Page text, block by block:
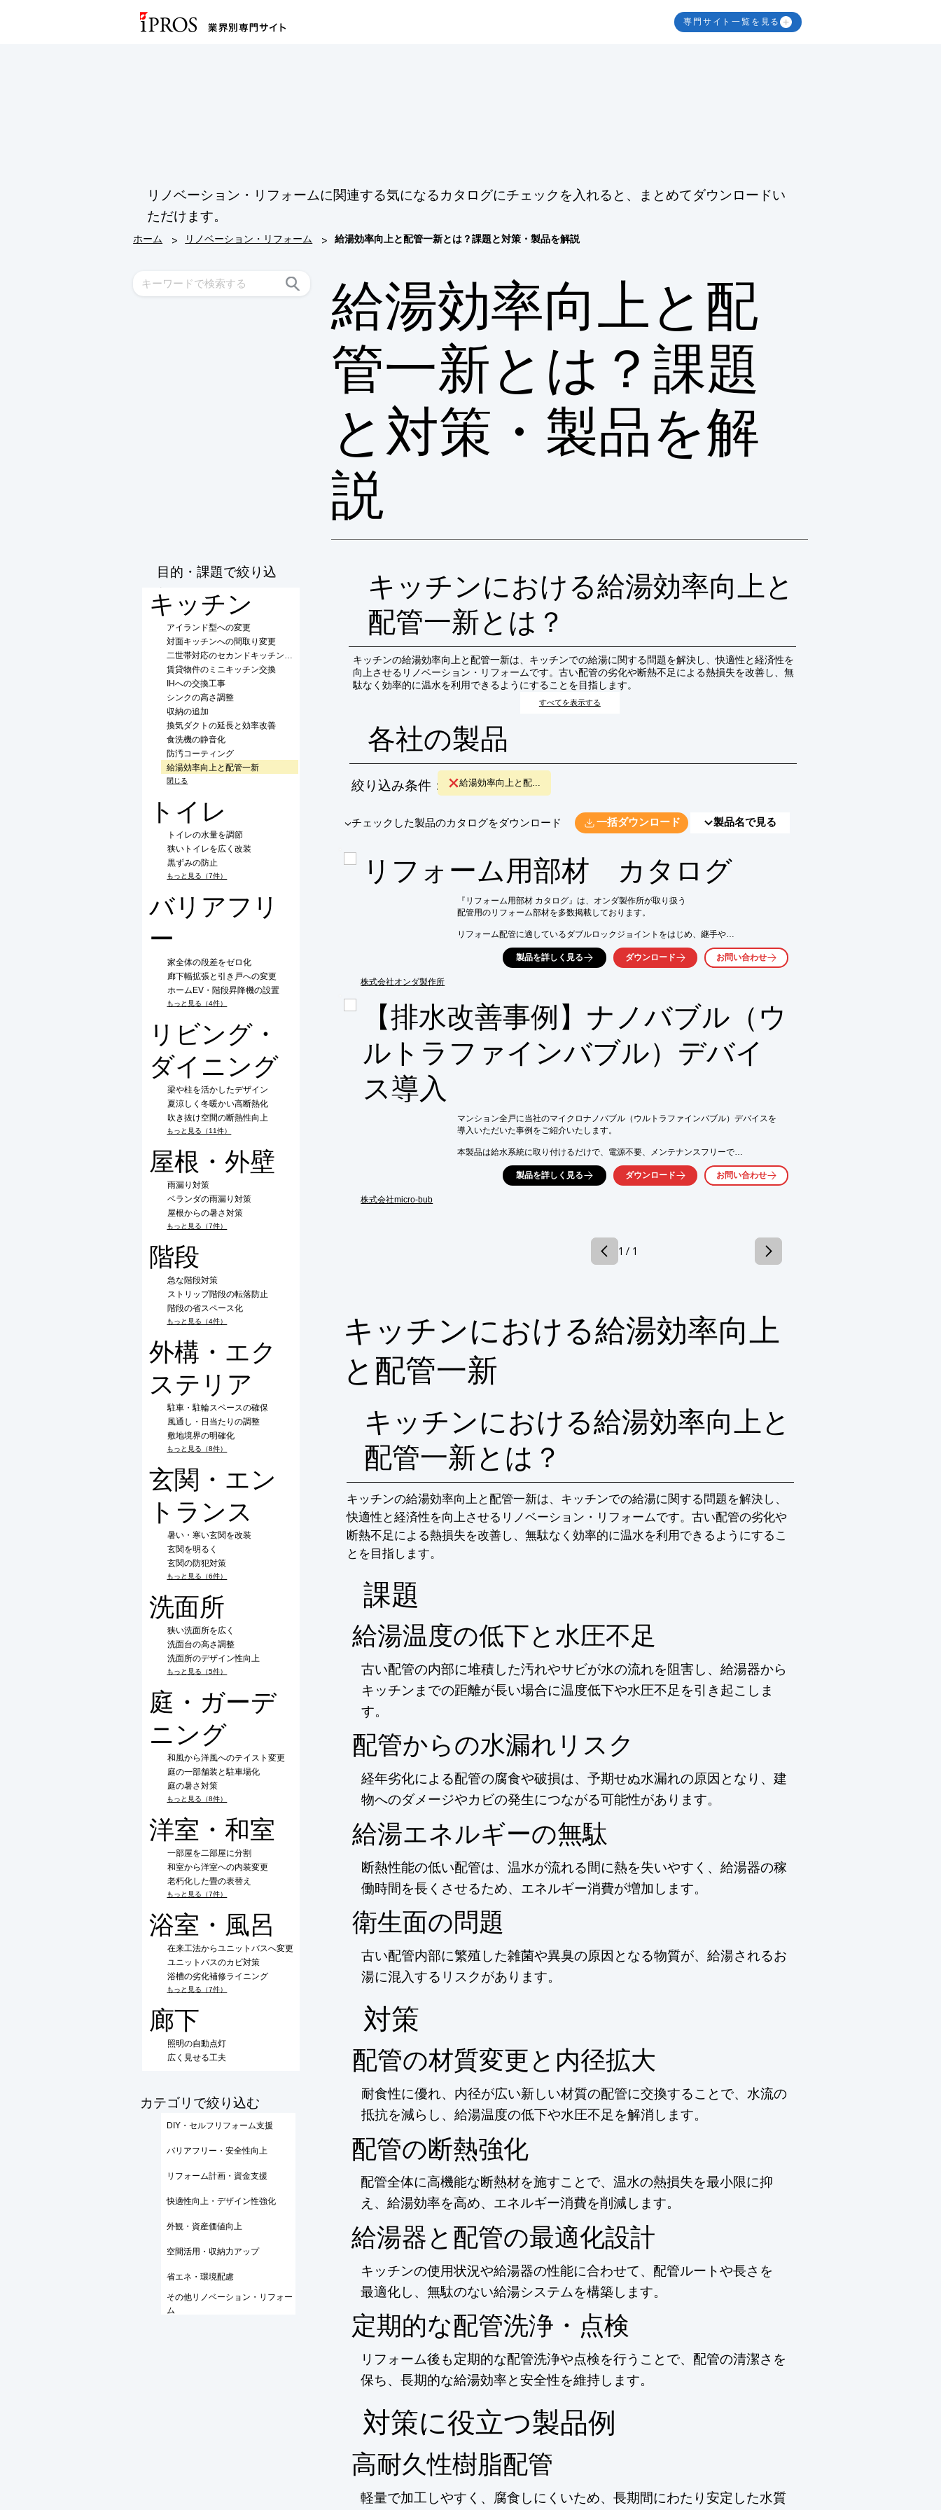
専門サイト一覧を見る
リノベーション・リフォームに関連する気になるカタログにチェックを入れると、まとめてダウンロードい
ただけます。
ホーム > リノベーション・リフォーム > 給湯効率向上と配管一新とは？課題と対策・製品を解説
給湯効率向上と配
管一新とは？課題
と対策・製品を解
説
目的・課題で絞り込
む
キッチン
アイランド型への変更
対面キッチンへの間取り変更
二世帯対応のセカンドキッチン設置
賃貸物件のミニキッチン交換
IHへの交換工事
シンクの高さ調整
収納の追加
換気ダクトの延長と効率改善
食洗機の静音化
防汚コーティング
給湯効率向上と配管一新
閉じる
トイレ
トイレの水量を調節
狭いトイレを広く改装
黒ずみの防止
もっと見る（7件）
バリアフリ
ー
家全体の段差をゼロ化
廊下幅拡張と引き戸への変更
ホームEV・階段昇降機の設置
もっと見る（4件）
リビング・
ダイニング
梁や柱を活かしたデザイン
夏涼しく冬暖かい高断熱化
吹き抜け空間の断熱性向上
もっと見る（11件）
屋根・外壁
雨漏り対策
ベランダの雨漏り対策
屋根からの暑さ対策
もっと見る（7件）
階段
急な階段対策
ストリップ階段の転落防止
階段の省スペース化
もっと見る（4件）
外構・エク
ステリア
駐車・駐輪スペースの確保
風通し・日当たりの調整
敷地境界の明確化
もっと見る（8件）
玄関・エン
トランス
暑い・寒い玄関を改装
玄関を明るく
玄関の防犯対策
もっと見る（6件）
洗面所
狭い洗面所を広く
洗面台の高さ調整
洗面所のデザイン性向上
もっと見る（5件）
庭・ガーデ
ニング
和風から洋風へのテイスト変更
庭の一部舗装と駐車場化
庭の暑さ対策
もっと見る（8件）
洋室・和室
一部屋を二部屋に分割
和室から洋室への内装変更
老朽化した畳の表替え
もっと見る（7件）
浴室・風呂
在来工法からユニットバスへ変更
ユニットバスのカビ対策
浴槽の劣化補修ライニング
もっと見る（7件）
廊下
照明の自動点灯
広く見せる工夫
​カテゴリで絞り込む
DIY・セルフリフォーム支援
バリアフリー・安全性向上
リフォーム計画・資金支援
快適性向上・デザイン性強化
外観・資産価値向上
空間活用・収納力アップ
省エネ・環境配慮
その他リノベーション・リフォー
ム
キッチンにおける給湯効率向上と
配管一新とは？
キッチンの給湯効率向上と配管一新は、キッチンでの給湯に関する問題を解決し、快適性と経済性を
向上させるリノベーション・リフォームです。古い配管の劣化や断熱不足による熱損失を改善し、無
駄なく効率的に温水を利用できるようにすることを目指します。
すべてを表示する
各社の製品
絞り込み条件： 給湯効率向上と配...
​▼チェックした製品のカタログをダウンロード 一括ダウンロード 製品名で見る
リフォーム用部材 カタログ
株式会社オンダ製作所
『リフォーム用部材 カタログ』は、オンダ製作所が取り扱う
配管用のリフォーム部材を多数掲載しております。
リフォーム配管に適しているダブルロックジョイントをはじめ、継手や
化粧カバーなど、さまざまな製品をご紹介。
当社では、配管資材販売や、委託加工などを行っております。
【掲載内容(抜粋)】
■ダブルロックジョイント
■スポットカバーシステム
※詳しくはPDF資料をご覧いただくか、お気軽にお問い合わせ下さい。
製品を詳しく見る ダウンロード お問い合わせ
【排水改善事例】ナノバブル（ウ
ルトラファインバブル）デバイ
ス導入
株式会社micro-bub
マンション全戸に当社のマイクロナノバブル（ウルトラファインバブル）デバイスを
導入いただいた事例をご紹介いたします。
本製品は給水系統に取り付けるだけで、電源不要、メンテナンスフリーで
高い洗浄力を発揮する製品です。生活排水に含まれる気泡が排水管内の
バイオフィルムを剥離し、汚れや嫌気性細菌による腐敗臭を防止します。
■対象：全戸(マンション全戸に設置)
製品を詳しく見る ダウンロード お問い合わせ
1 / 1
キッチンにおける給湯効率向上
と配管一新
キッチンにおける給湯効率向上と
配管一新とは？
キッチンの給湯効率向上と配管一新は、キッチンでの給湯に関する問題を解決し、
快適性と経済性を向上させるリノベーション・リフォームです。古い配管の劣化や
断熱不足による熱損失を改善し、無駄なく効率的に温水を利用できるようにするこ
とを目指します。
​課題
給湯温度の低下と水圧不足
古い配管の内部に堆積した汚れやサビが水の流れを阻害し、給湯器から
キッチンまでの距離が長い場合に温度低下や水圧不足を引き起こしま
す。
配管からの水漏れリスク
経年劣化による配管の腐食や破損は、予期せぬ水漏れの原因となり、建
物へのダメージやカビの発生につながる可能性があります。
給湯エネルギーの無駄
断熱性能の低い配管は、温水が流れる間に熱を失いやすく、給湯器の稼
働時間を長くさせるため、エネルギー消費が増加します。
衛生面の問題
古い配管内部に繁殖した雑菌や異臭の原因となる物質が、給湯されるお
湯に混入するリスクがあります。
​対策
配管の材質変更と内径拡大
耐食性に優れ、内径が広い新しい材質の配管に交換することで、水流の
抵抗を減らし、給湯温度の低下や水圧不足を解消します。
配管の断熱強化
配管全体に高機能な断熱材を施すことで、温水の熱損失を最小限に抑
え、給湯効率を高め、エネルギー消費を削減します。
給湯器と配管の最適化設計
キッチンの使用状況や給湯器の性能に合わせて、配管ルートや長さを
最適化し、無駄のない給湯システムを構築します。
定期的な配管洗浄・点検
リフォーム後も定期的な配管洗浄や点検を行うことで、配管の清潔さを
保ち、長期的な給湯効率と安全性を維持します。
​対策に役立つ製品例
高耐久性樹脂配管
軽量で加工しやすく、腐食しにくいため、長期間にわたり安定した水質